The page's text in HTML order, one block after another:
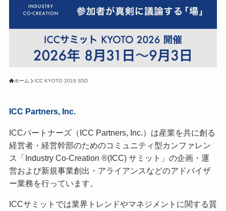
ホーム ICC KYOTO 2019 S5D
ICC Partners, Inc.
ICCパートナーズ（ICC Partners, Inc.）は産業を共に創る
経営者・経営幹部のためのコミュニティ型カンファレン
ス「Industry Co-Creation ®(ICC) サミット」の企画・運
営および新規事業創出・アライアンスなどのアドバイザ
ー業務を行っています。
ICCサミットでは業界トレンドやマネジメントに関する質